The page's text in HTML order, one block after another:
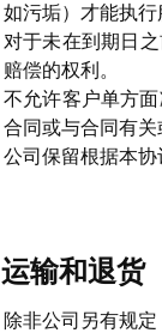
如污垢）才能执行
对于未在到期日
赔偿的权利。
不允许客户单方
合同或与合同有关
公司保留根据本
运输和退货
除非公司另有规